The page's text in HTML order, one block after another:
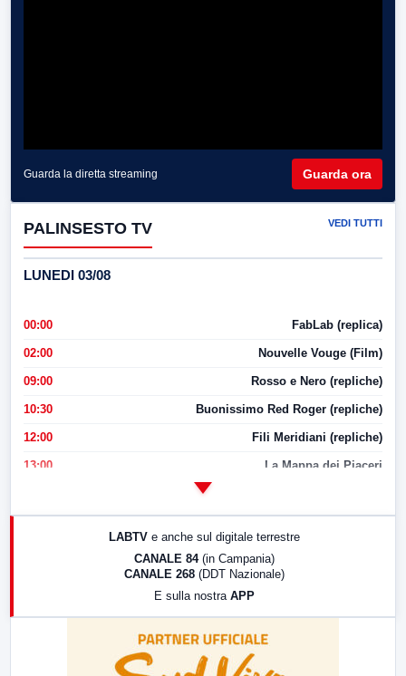
Guarda la diretta streaming Guarda ora
PALINSESTO TV VEDI TUTTI
LUNEDI 03/08
00:00 FabLab (replica)
02:00 Nouvelle Vouge (Film)
09:00 Rosso e Nero (repliche)
10:30 Buonissimo Red Roger (repliche)
12:00 Fili Meridiani (repliche)
13:00 La Mappa dei Piaceri
17:00 LabNews (replica)
LABTV e anche sul digitale terrestre
CANALE 84 (in Campania)
CANALE 268 (DDT Nazionale)
E sulla nostra APP